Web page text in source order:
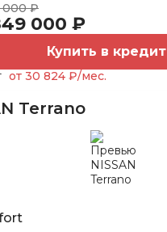
000 ₽
000 ₽
Купить в кредит
от 30 824 ₽/мес.
Terrano